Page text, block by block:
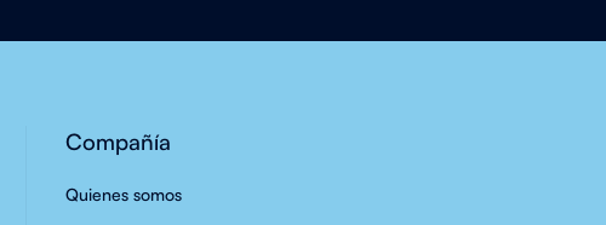
Compañía
Quienes somos